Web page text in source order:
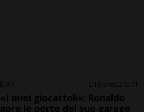
CR7 18 ore 21 71
«I miei giocattoli»: Ronaldo
apre le porte del suo garage